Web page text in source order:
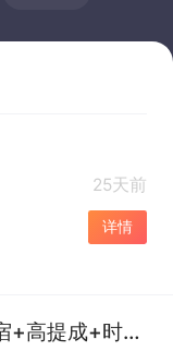
25天前
详情
小件打磨工3600-6000【包食宿+高提成+时间自由】